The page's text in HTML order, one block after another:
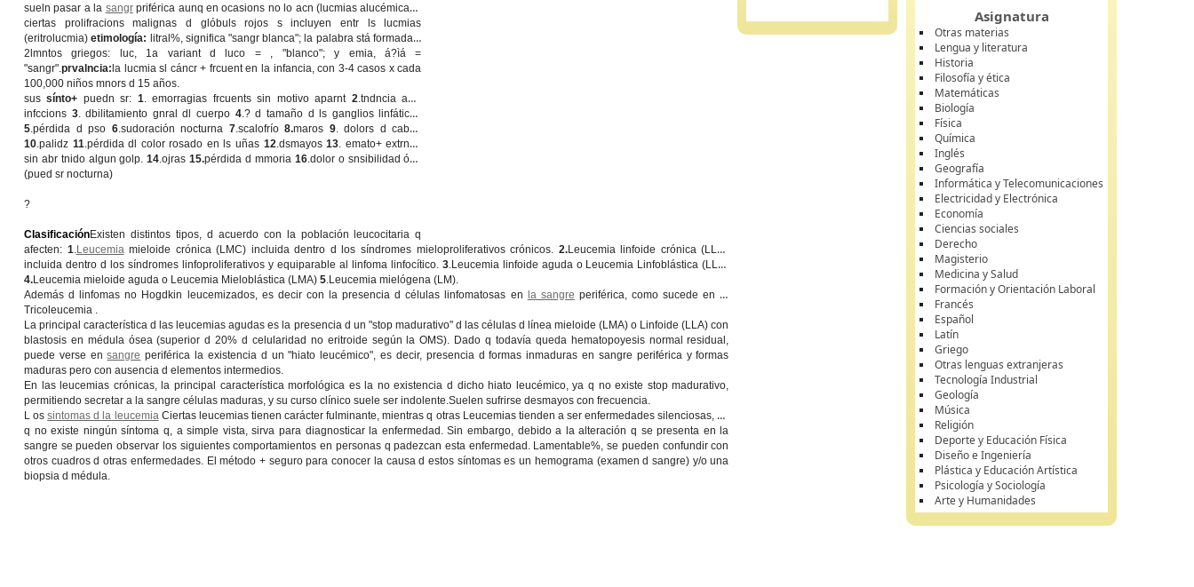
sueln pasar a la sangrpriférica aunq en ocasions no lo acn (lucmias alucémicas).
ciertas prolifracions malignas d glóbuls rojos s incluyen entr ls lucmias
(eritrolucmia)etimología: litral%, significa "sangr blanca"; la palabra stá formada x
2lmntos griegos: luc, 1a variant d luco = , "blanco"; y emia, á?ìá =
"sangr".prvalncia: la lucmia sl cáncr + frcuent en la infancia, con 3-4 casos x cada
100,000 niños mnors d 15 años.
sussínto+ puedn sr: 1. emorragias frcuents sin motivo aparnt 2.tndncia a ls
infccions 3. dbilitamiento gnral dl cuerpo 4.? d tamaño d ls ganglios linfáticos
5.pérdida d pso 6.sudoración nocturna 7.scalofrío8.maros 9. dolors d cabza
10.palidz 11.pérdida dl color rosado en ls uñas 12.dsmayos13. emato+ extrnos
sin abr tnido algun golp.14.ojras15.pérdida d mmoria 16.dolor o snsibilidad ósa
(pued sr nocturna)
?
ClasificaciónExisten distintos tipos, d acuerdo con la población leucocitaria q
afecten: 1.Leucemiamieloide crónica (LMC) incluida dentro d los síndromes mieloproliferativos crónicos. 2.Leucemia linfoide crónica (LLC)
incluida dentro d los síndromes linfoproliferativos y equiparable al linfoma linfocítico. 3.Leucemia linfoide aguda o Leucemia Linfoblástica (LLA)
4.Leucemia mieloide aguda o Leucemia Mieloblástica (LMA) 5.Leucemia mielógena (LM).
Además d linfomas no Hogdkin leucemizados, es decir con la presencia d células linfomatosas en
la sangre periférica, como sucede en la
Tricoleucemia .
La principal característica d las leucemias agudas es la presencia d un "stop madurativo" d las células d línea mieloide (LMA) o Linfoide (LLA) con
blastosis en médula ósea (superior d 20% d celularidad no eritroide según la OMS). Dado q todavía queda hematopoyesis normal residual,
puede verse ensangre periférica la existencia d un "hiato leucémico", es decir, presencia d formas inmaduras en sangre periférica y formas
maduras pero con ausencia d elementos intermedios.
En las leucemias crónicas, la principal característica morfológica es la no existencia d dicho hiato leucémico, ya q no existe stop madurativo,
permitiendo secretar a la sangre células maduras, y su curso clínico suele ser indolente.Suelen sufrirse desmayos con frecuencia.
L ossintomas d la leucemiaCiertas leucemias tienen carácter fulminante, mientras q otras Leucemias tienden a ser enfermedades silenciosas, ya
q no existe ningún síntoma q, a simple vista, sirva para diagnosticar la enfermedad. Sin embargo, debido a la alteración q se presenta en la
sangre se pueden observar los siguientes comportamientos en personas q padezcan esta enfermedad. Lamentable%, se pueden confundir con
otros cuadros d otras enfermedades. El método + seguro para conocer la causa d estos síntomas es un hemograma (examen d sangre) y/o una
biopsia d médula.
Asignatura
Otras materias
Lengua y literatura
Historia
Filosofía y ética
Matemáticas
Biología
Física
Química
Inglés
Geografía
Informática y Telecomunicaciones
Electricidad y Electrónica
Economía
Ciencias sociales
Derecho
Magisterio
Medicina y Salud
Formación y Orientación Laboral
Francés
Español
Latín
Griego
Otras lenguas extranjeras
Tecnología Industrial
Geología
Música
Religión
Deporte y Educación Física
Diseño e Ingeniería
Plástica y Educación Artística
Psicología y Sociología
Arte y Humanidades